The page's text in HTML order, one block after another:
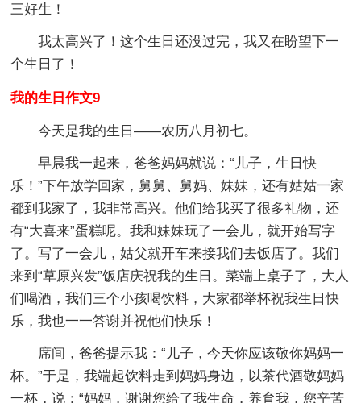
三好生！
我太高兴了！这个生日还没过完，我又在盼望下一
个生日了！
我的生日作文9
今天是我的生日——农历八月初七。
早晨我一起来，爸爸妈妈就说：“儿子，生日快
乐！”下午放学回家，舅舅、舅妈、妹妹，还有姑姑一家
都到我家了，我非常高兴。他们给我买了很多礼物，还
有“大喜来”蛋糕呢。我和妹妹玩了一会儿，就开始写字
了。写了一会儿，姑父就开车来接我们去饭店了。我们
来到“草原兴发”饭店庆祝我的生日。菜端上桌子了，大人
们喝酒，我们三个小孩喝饮料，大家都举杯祝我生日快
乐，我也一一答谢并祝他们快乐！
席间，爸爸提示我：“儿子，今天你应该敬你妈妈一
杯。”于是，我端起饮料走到妈妈身边，以茶代酒敬妈妈
一杯，说：“妈妈，谢谢您给了我生命，养育我，您辛苦